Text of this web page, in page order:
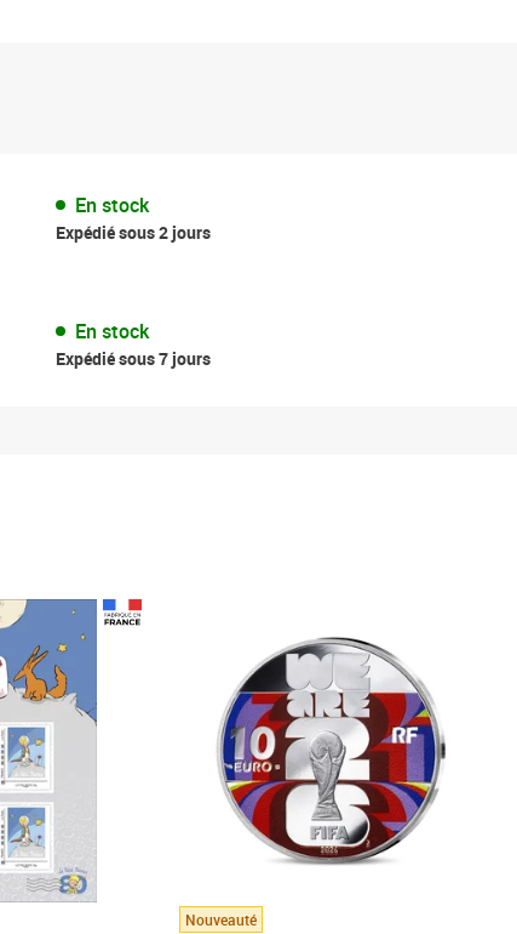
En stock
Expédié sous 2 jours
En stock
Expédié sous 7 jours
Nouveauté